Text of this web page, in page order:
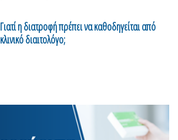
Γιατί η διατροφή πρέπει να καθοδηγείται από
κλινικό διαιτολόγο;